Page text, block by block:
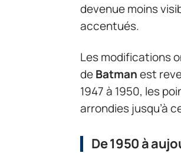
devenue moins
accentués.
Les modifications
deBatmanest
1947 à 1950, les
arrondies jusqu’à
De 1950 à